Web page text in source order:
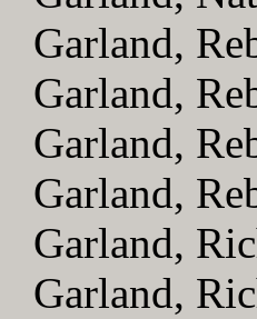
Garland,
Garland,
Garland,
Garland,
Garland,
Garland,